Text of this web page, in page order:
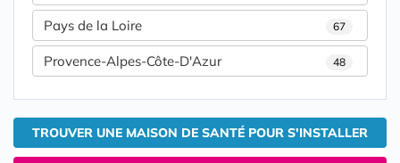
Pays de la Loire 67
Provence-Alpes-Côte-D'Azur 48
TROUVER UNE MAISON DE SANTÉ POUR S'INSTALLER